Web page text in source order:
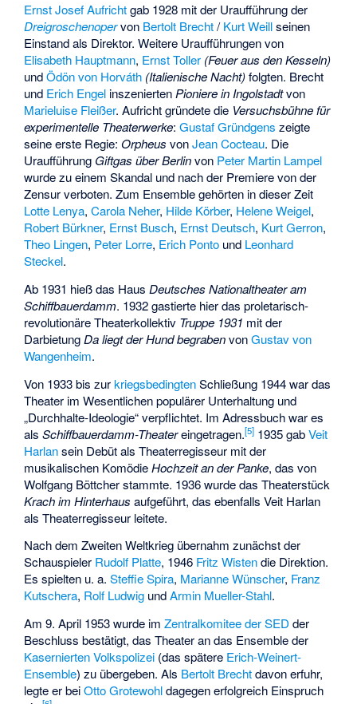
Ernst Josef Aufrichtgab 1928 mit der Uraufführung der
Dreigroschenopervon Bertolt Brecht/Kurt Weillseinen
Einstand als Direktor. Weitere Uraufführungen von
Elisabeth Hauptmann, Ernst Toller (Feuer aus den Kesseln)
undÖdön von Horváth (Italienische Nacht)folgten. Brecht
und Erich Engel inszeniertenPioniere in Ingolstadtvon
Marieluise Fleißer. Aufricht gründete die Versuchsbühne für
experimentelle Theaterwerke:Gustaf Gründgens zeigte
seine erste Regie:Orpheus vonJean Cocteau. Die
Uraufführung Giftgas über Berlinvon Peter Martin Lampel
wurde zu einem Skandal und nach der Premiere von der
Zensur verboten. Zum Ensemble gehörten in dieser Zeit
Lotte Lenya,Carola Neher, Hilde Körber, Helene Weigel,
Robert Bürkner, Ernst Busch, Ernst Deutsch, Kurt Gerron,
Theo Lingen, Peter Lorre, Erich Ponto und Leonhard
Steckel.
Ab 1931 hieß das HausDeutsches Nationaltheater am
Schiffbauerdamm. 1932 gastierte hier das proletarisch-
revolutionäre Theaterkollektiv Truppe 1931 mit der
DarbietungDa liegt der Hund begrabenvonGustav von
Wangenheim.
Von 1933 bis zurkriegsbedingtenSchließung 1944 war das
Theater im Wesentlichen populärer Unterhaltung und
„Durchhalte-Ideologie“ verpflichtet. Im Adressbuch war es
alsSchiffbauerdamm-Theatereingetragen.[5] 1935 gabVeit
Harlansein Debüt als Theaterregisseur mit der
musikalischen KomödieHochzeit an der Panke, das von
Wolfgang Böttcherstammte. 1936 wurde das Theaterstück
Krach im Hinterhaus aufgeführt, das ebenfalls Veit Harlan
als Theaterregisseur leitete.
Nach dem Zweiten Weltkrieg übernahm zunächst der
Schauspieler Rudolf Platte, 1946 Fritz Wistendie Direktion.
Es spielten u. a.Steffie Spira, Marianne Wünscher, Franz
Kutschera, Rolf Ludwig undArmin Mueller-Stahl.
Am 9. April 1953 wurde imZentralkomitee der SED der
Beschluss bestätigt, das Theater an das Ensemble der
Kasernierten Volkspolizei (das spätere Erich-Weinert-
Ensemble) zu übergeben. Als Bertolt Brechtdavon erfuhr,
legte er beiOtto Grotewohldagegen erfolgreich Einspruch